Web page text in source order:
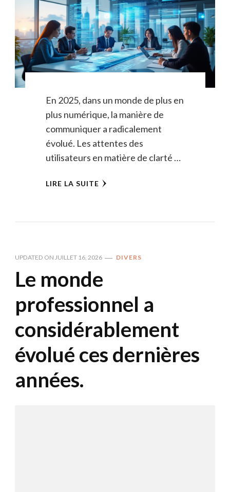
En 2025, dans un monde de plus en
plus numérique, la manière de
communiquer a radicalement
évolué. Les attentes des
utilisateurs en matière de clarté …
LIRE LA SUITE
UPDATED ON JUILLET 16, 2026 DIVERS
Le monde
professionnel a
considérablement
évolué ces dernières
années.